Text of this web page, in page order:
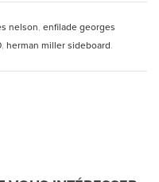
nelson, enfilade georges
, herman miller sideboard.